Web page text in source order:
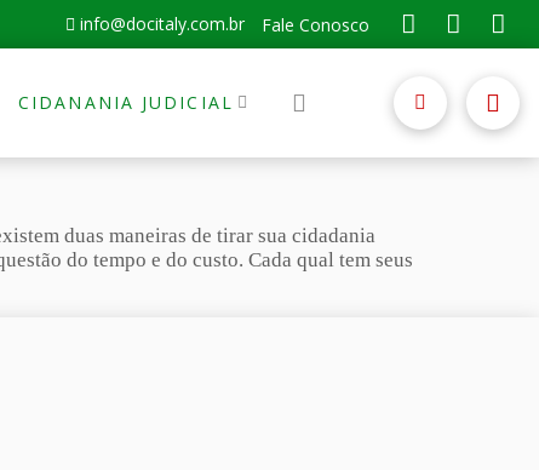
info@docitaly.com.br Fale Conosco
CIDANANIA JUDICIAL
duas maneiras de tirar sua cidadania
do tempo e do custo. Cada qual tem seus